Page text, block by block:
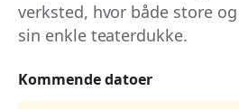
verksted, hvor både store
sin enkle teaterdukke.
Kommende datoer